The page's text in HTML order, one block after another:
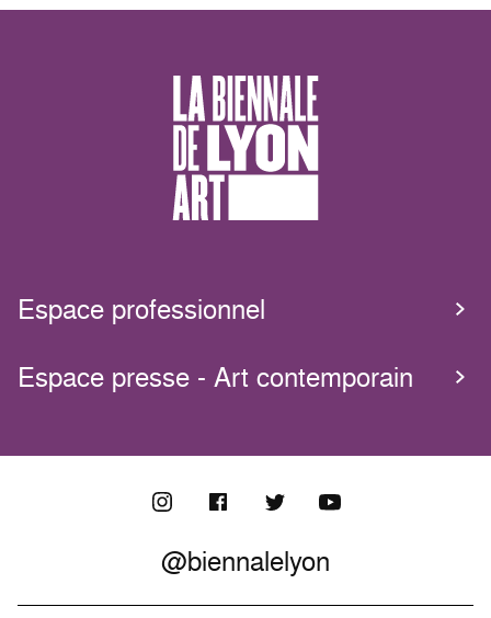
Espace professionnel
Espace presse - Art contemporain
@biennalelyon